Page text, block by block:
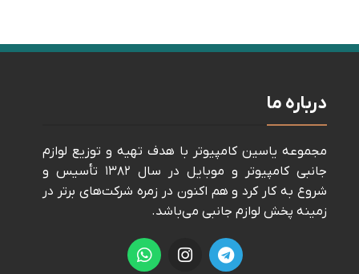
درباره ما
مجموعه ياسين كامپيوتر با هدف تهيه و توزيع لوازم
جانبی كامپيوتر و موبايل در سال ١٣٨٢ تأسيس و
شروع به كار كرد و هم اكنون در زمره شركت‌های برتر در
زمينه پخش لوازم جانبی می‌باشد.